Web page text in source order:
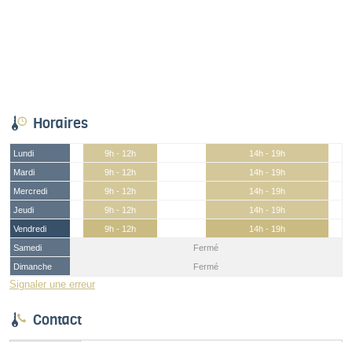
Horaires
Lundi 9h - 12h
14h - 19h
Mardi
9h - 12h
14h - 19h
Mercredi
9h - 12h
14h - 19h
Jeudi
9h - 12h
14h - 19h
Vendredi
9h - 12h
14h - 19h
Samedi
Fermé
Dimanche
Fermé
Signaler une erreur
Contact